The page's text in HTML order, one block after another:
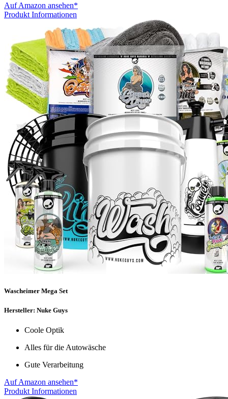
Auf Amazon ansehen*
Produkt Informationen
Wascheimer Mega Set
Hersteller: Nuke Guys
Coole Optik
Alles für die Autowäsche
Gute Verarbeitung
Auf Amazon ansehen*
Produkt Informationen